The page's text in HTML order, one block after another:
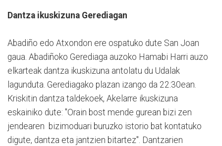
Dantza ikuskizuna Gerediagan
Abadiño edo Atxondon ere ospatuko dute San Joan
gaua. Abadiñoko Gerediaga auzoko Hamabi Harri auzo
elkarteak dantza ikuskizuna antolatu du Udalak
lagunduta. Gerediagako plazan izango da 22:30ean.
Kriskitin dantza taldekoek, Akelarre ikuskizuna
eskainiko dute: "Orain bost mende gurean bizi zen
jendearen bizimoduari buruzko istorio bat kontatuko
digute, dantza eta jantzien bitartez". Dantzarien